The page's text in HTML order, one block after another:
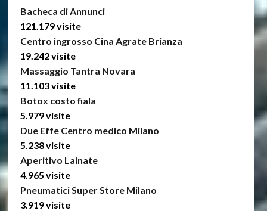
Bacheca di Annunci
121.179 visite
Centro ingrosso Cina Agrate Brianza
19.242 visite
Massaggio Tantra Novara
11.103 visite
Botox costo fiala
5.979 visite
Due Effe Centro medico Milano
5.238 visite
Aperitivo Lainate
4.965 visite
Pneumatici Super Store Milano
3.919 visite